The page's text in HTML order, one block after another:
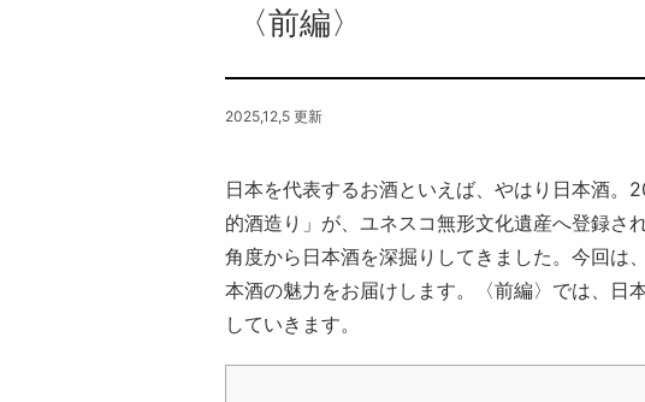
〈前編〉
2025,12,5 更新
日本を代表するお酒といえば、やはり日本酒
的酒造り」が、ユネスコ無形文化遺産へ登録さ
角度から日本酒を深掘りしてきました。今回は
本酒の魅力をお届けします。〈前編〉では、日
していきます。